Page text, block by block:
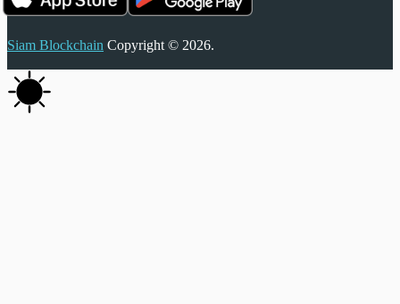
Siam Blockchain Copyright © 2026.